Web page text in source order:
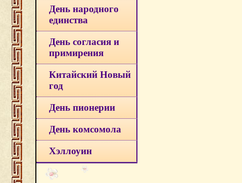
День народного
единства
День согласия и
примирения
Китайский Новый
год
День пионерии
День комсомола
Хэллоуин